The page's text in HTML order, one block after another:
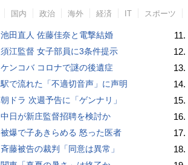
国内 政治 海外 経済 IT スポーツ
池田直人 佐藤佳奈と電撃結婚
須江監督 女子部員に3条件提示
ケンコバ コロナで謎の後遺症
駅で流れた「不適切音声」に声明
朝ドラ 次週予告に「ゲンナリ」
中日が新庄監督招聘を検討か
被爆で子あきらめる 怒った医者
斉藤被告の裁判「同意は異常」
11.
12.
13.
14.
15.
16.
17.
18.